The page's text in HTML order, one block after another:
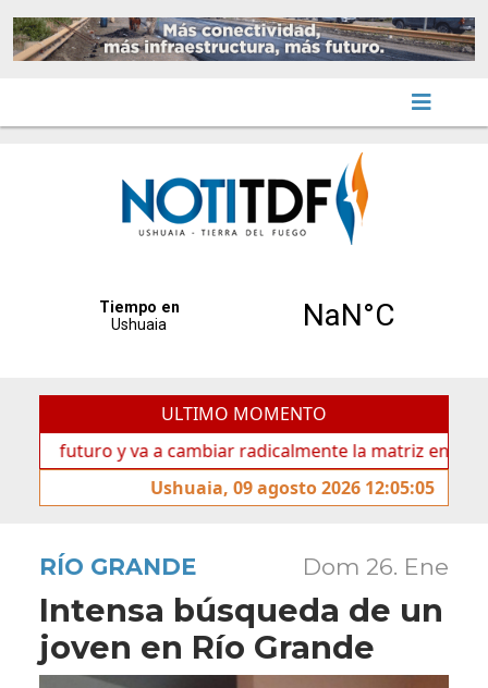
ULTIMO MOMENTO
y va a cambiar radicalmente la matriz energética de
Ushuaia, 09 agosto 2026 12:05:05
RÍO GRANDE Dom 26. Ene
Intensa búsqueda de un
joven en Río Grande